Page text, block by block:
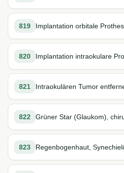
819 Implantation orbitale
820 Implantation intraokulare
821 Intraokulären Tumor
822 Grüner Star (Glaukom),
823 Regenbogenhaut,